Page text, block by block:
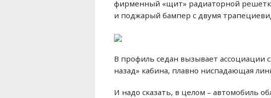
фирменный «щит» радиаторной
и поджарый бампер с двумя
В профиль седан вызывает ассоциации
назад» кабина, плавно ниспадающая
И надо сказать, в целом – автомобиль